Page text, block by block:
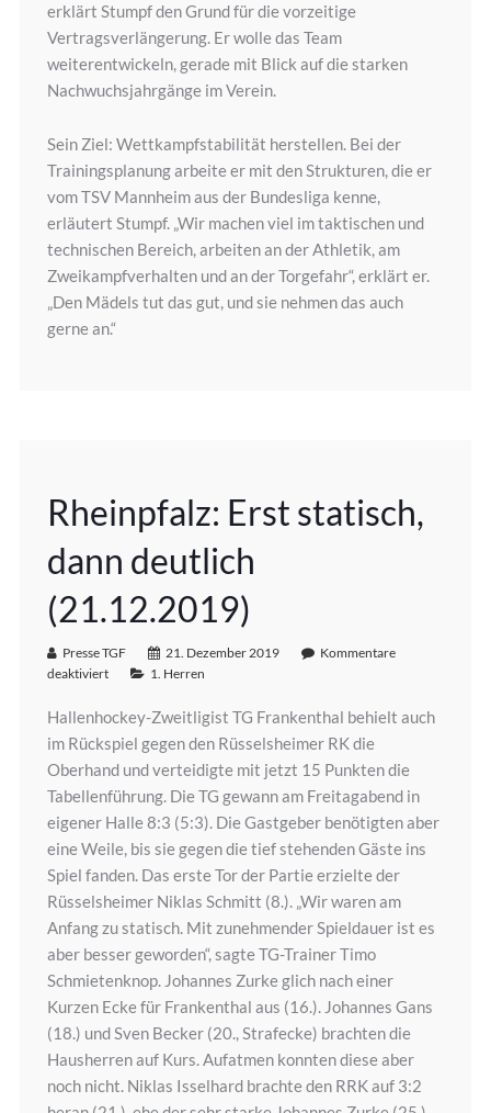
erklärt Stumpf den Grund für die vorzeitige
Vertragsverlängerung. Er wolle das Team
weiterentwickeln, gerade mit Blick auf die starken
Nachwuchsjahrgänge im Verein.
Sein Ziel: Wettkampfstabilität herstellen. Bei der
Trainingsplanung arbeite er mit den Strukturen, die er
vom TSV Mannheim aus der Bundesliga kenne,
erläutert Stumpf. „Wir machen viel im taktischen und
technischen Bereich, arbeiten an der Athletik, am
Zweikampfverhalten und an der Torgefahr“, erklärt er.
„Den Mädels tut das gut, und sie nehmen das auch
gerne an.“
Rheinpfalz: Erst statisch,
dann deutlich
(21.12.2019)
Presse TGF 21. Dezember 2019
Kommentare
deaktiviert
1. Herren
Hallenhockey-Zweitligist TG Frankenthal behielt auch
im Rückspiel gegen den Rüsselsheimer RK die
Oberhand und verteidigte mit jetzt 15 Punkten die
Tabellenführung. Die TG gewann am Freitagabend in
eigener Halle 8:3 (5:3). Die Gastgeber benötigten aber
eine Weile, bis sie gegen die tief stehenden Gäste ins
Spiel fanden. Das erste Tor der Partie erzielte der
Rüsselsheimer Niklas Schmitt (8.). „Wir waren am
Anfang zu statisch. Mit zunehmender Spieldauer ist es
aber besser geworden“, sagte TG-Trainer Timo
Schmietenknop. Johannes Zurke glich nach einer
Kurzen Ecke für Frankenthal aus (16.). Johannes Gans
(18.) und Sven Becker (20., Strafecke) brachten die
Hausherren auf Kurs. Aufatmen konnten diese aber
noch nicht. Niklas Isselhard brachte den RRK auf 3:2